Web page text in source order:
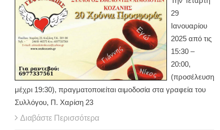
29
Ιανουαρίου
2025 από τις
15:30 –
20:00,
(προσέλευση
μέχρι 19:30), πραγματοποιείται αιμοδοσία στα γραφεία του
Συλλόγου, Π. Χαρίση 23
Διαβάστε Περισσότερα